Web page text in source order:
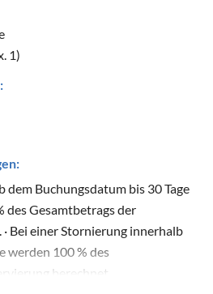
1)
dem Buchungsdatum bis 30 Tage
des Gesamtbetrags der
Bei einer Stornierung innerhalb
werden 100 % des
berechnet.